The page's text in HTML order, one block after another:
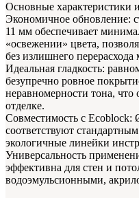
Основные характеристики
Экономичное обновление:
11 мм обеспечивает
«освежении» цвета,
без излишнего перерасхода
Идеальная гладкость:
безупречно ровное
неравномерности тона,
отделке.
Совместимость с
соответствуют
экологичные линейки
Универсальность
эффективна для стен и
водоэмульсионными,